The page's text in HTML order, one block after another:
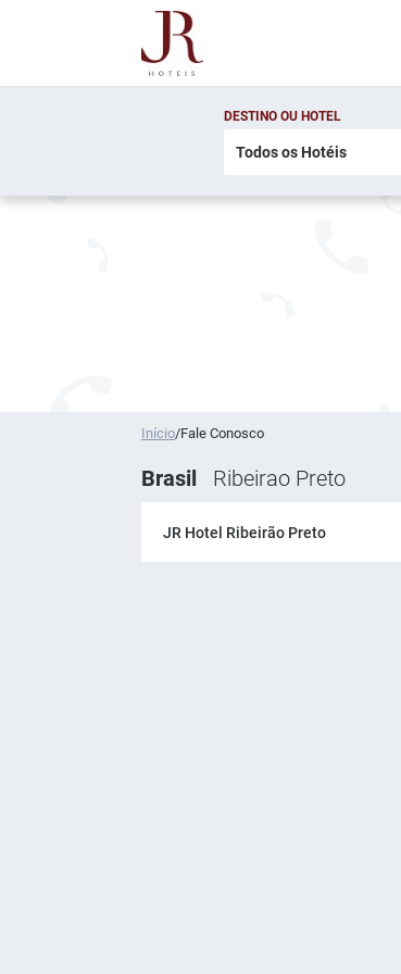
DESTINO OU HOTEL
Início/Fale Conosco
Brasil Ribeirao Preto
JR Hotel Ribeirão Preto